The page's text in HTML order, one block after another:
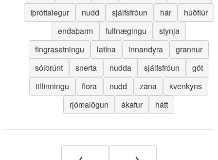
íþróttalegur
nudd sjálfsfróun hár
húðflúr
endaþarm
fullnægingu
stynja
fingrasetningu
latína innandyra
grannur
sólbrúnt
snerta nudda sjálfsfróun
göt
tilfinningu
flora nudd zana
kvenkyns
rjómalögun
ákafur hátt